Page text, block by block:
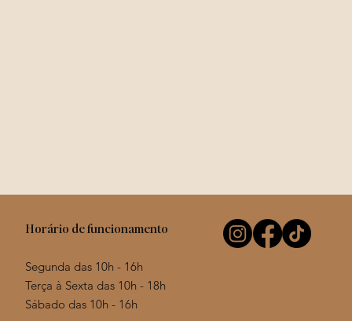
Horário de funcionamento
Segunda das 10h - 16h
Terça à Sexta das 10h - 18h
Sábado das 10h - 16h